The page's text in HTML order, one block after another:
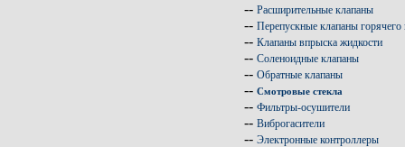
-- Расширительные клапаны
-- Перепускные клапаны горячего
-- Клапаны впрыска жидкости
-- Соленоидные клапаны
-- Обратные клапаны
-- Смотровые стекла
-- Фильтры-осушители
-- Виброгасители
-- Электронные контроллеры